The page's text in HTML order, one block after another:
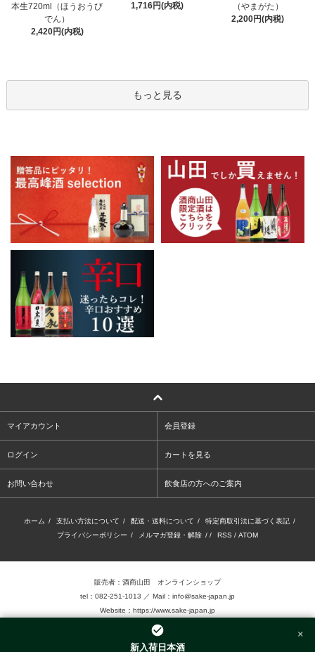
×
新入荷日本酒
本生720ml（ほうおうび
でん）
2,420円(内税)
1,716円(内税)
（やまがた）
2,200円(内税)
もっと見る
マイアカウント 会員登録
ログイン カートを見る
お問い合わせ 飲食店の方へのご案内
ホーム / 支払い方法について / 配送・送料について / 特定商取引法に基づく表記 /
プライバシーポリシー / メルマガ登録・解除 / / RSS / ATOM
販売者：酒商山田 オンラインショップ
tel：082-251-1013 ／ Mail：info@sake-japan.jp
Website： https://www.sake-japan.jp
未成年者の飲酒は、法律で禁じられています。